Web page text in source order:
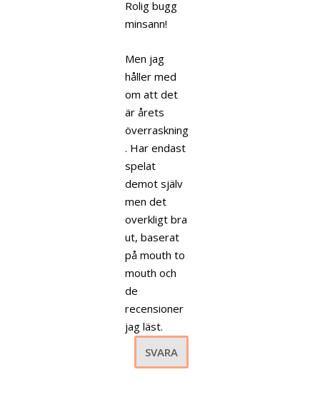
Rolig bugg
minsann!
Men jag
håller med
om att det
är årets
överraskning
. Har endast
spelat
demot själv
men det
overkligt bra
ut, baserat
på mouth to
mouth och
de
recensioner
jag läst.
SVARA